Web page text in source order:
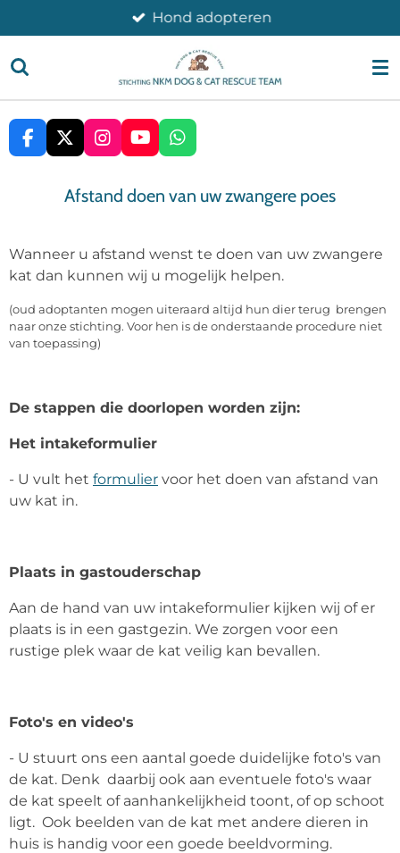
direct
naar
hoofdinhoud
Hond adopteren
F
A
K
X
I
N
T
R
A
M
Y
O
T
E
W
H
T
P
Afstand doen van uw zwangere poes
Wanneer u afstand wenst te doen van uw zwangere
kat dan kunnen wij u mogelijk helpen.
(oud adoptanten mogen uiteraard altijd hun dier terug brengen
naar onze stichting. Voor hen is de onderstaande procedure niet
van toepassing)
De stappen die doorlopen worden zijn:
Het intakeformulier
- U vult het formulier voor het doen van afstand van
uw kat in.
Plaats in gastouderschap
Aan de hand van uw intakeformulier kijken wij of er
plaats is in een gastgezin. We zorgen voor een
rustige plek waar de kat veilig kan bevallen.
Foto's en video's
- U stuurt ons een aantal goede duidelijke foto's van
de kat. Denk daarbij ook aan eventuele foto's waar
de kat speelt of aanhankelijkheid toont, of op schoot
ligt. Ook beelden van de kat met andere dieren in
huis is handig voor een goede beeldvorming.